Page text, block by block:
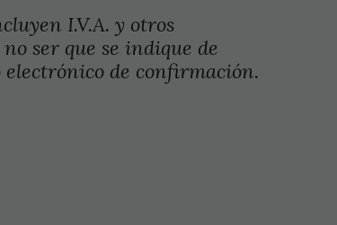
I.V.A. y otros
ser que se indique de
de confirmación.